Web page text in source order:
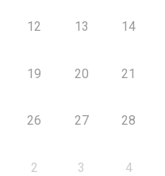
12 13 14
19 20 21
26 27 28
2 3 4